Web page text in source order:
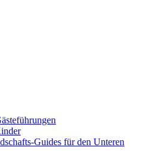
Guides für den Unteren